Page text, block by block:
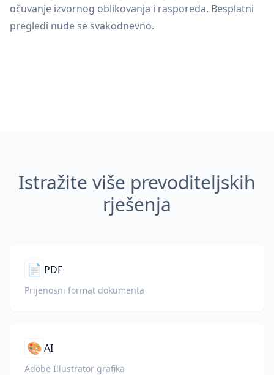
očuvanje izvornog oblikovanja i rasporeda. Besplatni
pregledi nude se svakodnevno.
Istražite više prevoditeljskih
rješenja
📄 PDF
Prijenosni format dokumenta
🎨AI
Adobe Illustrator grafika